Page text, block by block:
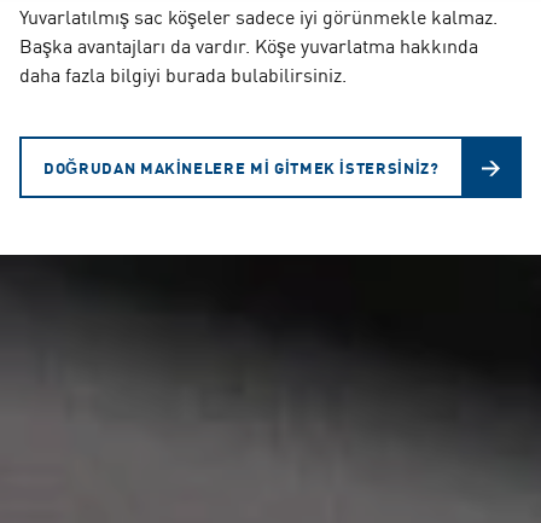
Yuvarlatılmış sac köşeler sadece iyi görünmekle kalmaz.
Başka avantajları da vardır. Köşe yuvarlatma hakkında
daha fazla bilgiyi burada bulabilirsiniz.
DOĞRUDAN MAKINELERE MI GITMEK ISTERSINIZ?